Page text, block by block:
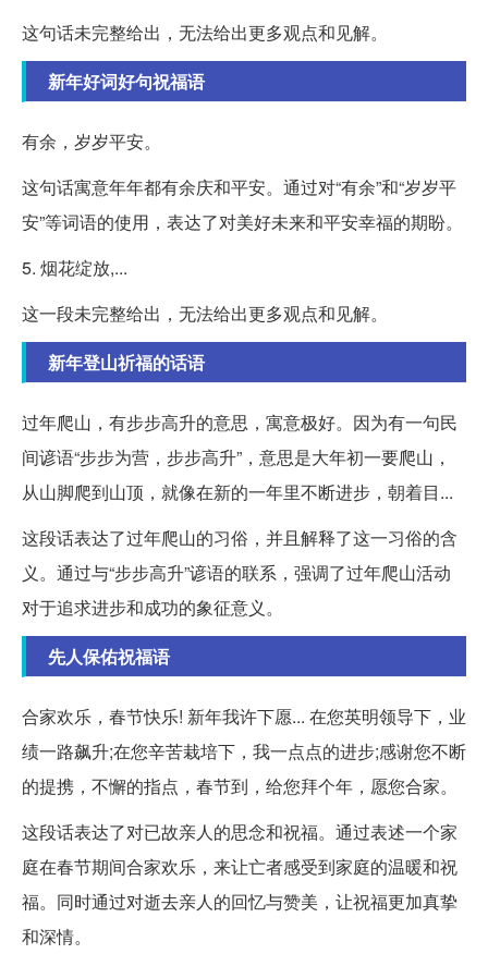
这句话未完整给出，无法给出更多观点和见解。
新年好词好句祝福语
有余，岁岁平安。
这句话寓意年年都有余庆和平安。通过对“有余”和“岁岁平
安”等词语的使用，表达了对美好未来和平安幸福的期盼。
5. 烟花绽放,...
这一段未完整给出，无法给出更多观点和见解。
新年登山祈福的话语
过年爬山，有步步高升的意思，寓意极好。因为有一句民
间谚语“步步为营，步步高升”，意思是大年初一要爬山，
从山脚爬到山顶，就像在新的一年里不断进步，朝着目...
这段话表达了过年爬山的习俗，并且解释了这一习俗的含
义。通过与“步步高升”谚语的联系，强调了过年爬山活动
对于追求进步和成功的象征意义。
先人保佑祝福语
合家欢乐，春节快乐! 新年我许下愿... 在您英明领导下，业
绩一路飙升;在您辛苦栽培下，我一点点的进步;感谢您不断
的提携，不懈的指点，春节到，给您拜个年，愿您合家。
这段话表达了对已故亲人的思念和祝福。通过表述一个家
庭在春节期间合家欢乐，来让亡者感受到家庭的温暖和祝
福。同时通过对逝去亲人的回忆与赞美，让祝福更加真挚
和深情。